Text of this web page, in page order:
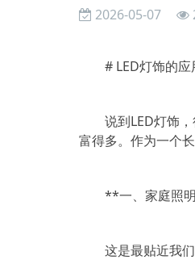
2026-05-07
# LED灯饰的
说到LED灯饰
富得多。作为一个
**一、家庭照
这是最贴近我